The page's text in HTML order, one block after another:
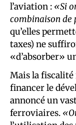
l’aviation : «Si
combinaison de
qu’elles
taxes) ne
«d’absorber»
Mais la fiscalité
financer le
annoncé un
ferroviaires.